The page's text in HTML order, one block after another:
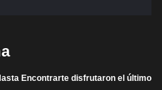
Encontrarte disfrutaron el último